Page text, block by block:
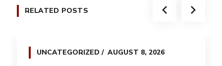
RELATED POSTS
UNCATEGORIZED AUGUST 8, 2026